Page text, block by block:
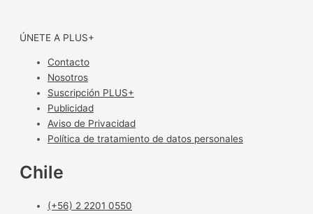
ÚNETE A PLUS+
Contacto
Nosotros
Suscripción PLUS+
Publicidad
Aviso de Privacidad
Política de tratamiento de datos personales
Chile
(+56) 2 2201 0550